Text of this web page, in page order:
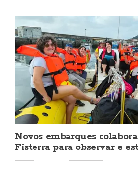
Novos embarques
Fisterra para observar e